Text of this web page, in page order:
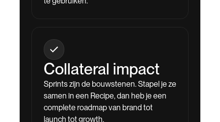
Collateral impact
Sprints zijn de bouwstenen. Stapel je ze
samen in een Recipe, dan heb je een
complete roadmap van brand tot
launch tot growth.